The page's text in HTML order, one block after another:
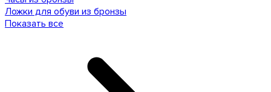
Ложки для обуви из бронзы
Показать все